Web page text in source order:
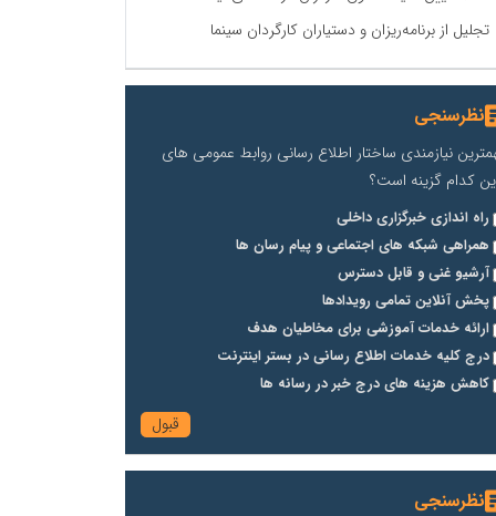
تجلیل از برنامه‌ریزان و دستیاران کارگردان سینما
نظرسنجی
نیازمندی ساختار اطلاع رسانی روابط عمومی های
کدام گزینه است؟
راه اندازی خبرگزاری داخلی
همراهی شبکه های اجتماعی و پیام رسان ها
آرشیو غنی و قابل دسترس
پخش آنلاین تمامی رویدادها
ارائه خدمات آموزشی برای مخاطیان هدف
درج کلیه خدمات اطلاع رسانی در بستر اینترنت
کاهش هزینه های درج خبر در رسانه ها
نظرسنجی